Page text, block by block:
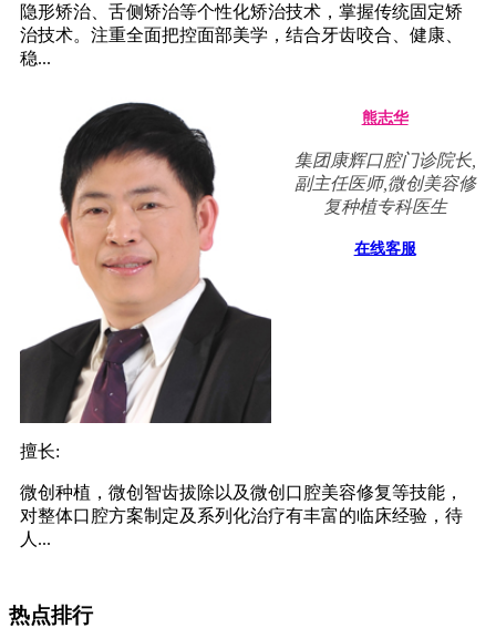
隐形矫治、舌侧矫治等个性化矫治技术，掌握传统固定矫
治技术。注重全面把控面部美学，结合牙齿咬合、健康、
稳...
熊志华
集团康辉口腔门诊院长,
副主任医师,微创美容修
复种植专科医生
在线客服
擅长:
微创种植，微创智齿拔除以及微创口腔美容修复等技能，
对整体口腔方案制定及系列化治疗有丰富的临床经验，待
人...
热点排行